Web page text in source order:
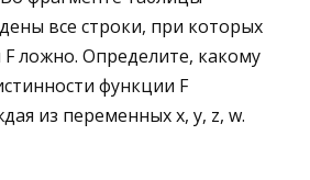
все строки, при которых
ложно. Определите, какому
функции F
из переменных x, y, z, w.